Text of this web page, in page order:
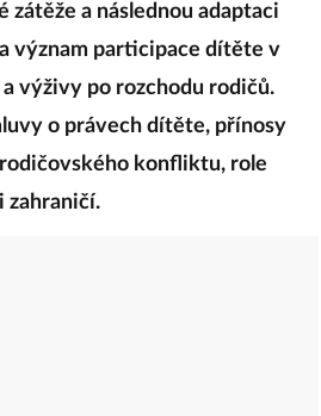
a následnou adaptaci
význam participace dítěte v
výživy po rozchodu rodičů.
o právech dítěte, přínosy
konfliktu, role
zahraničí.